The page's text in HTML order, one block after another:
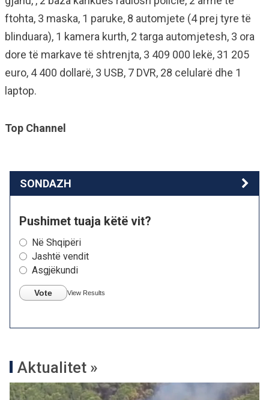
ftohta, 3 maska, 1 paruke, 8 automjete (4 prej tyre të
blinduara), 1 kamera kurth, 2 targa automjetesh, 3 ora
dore të markave të shtrenjta, 3 409 000 lekë, 31 205
euro, 4 400 dollarë, 3 USB, 7 DVR, 28 celularë dhe 1
laptop.
Top Channel
SONDAZH
Pushimet tuaja këtë vit?
Në Shqipëri
Jashtë vendit
Asgjëkundi
Vote View Results
Aktualitet »